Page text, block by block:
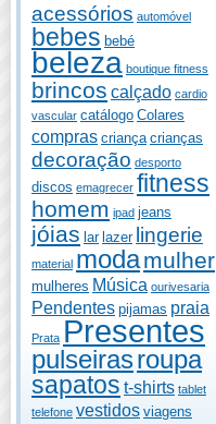
acessórios automóvel
bebes bebé
beleza boutique fitness
brincos calçado cardio
vascular catálogo Colares
compras criança crianças
decoração desporto
discos emagrecer fitness
homem ipad jeans
jóias lar lazer lingerie
material modamulher
mulheres Música ourivesaria
Pendentes pijamas praia
Prata Presentes
pulseirasroupa
sapatos t-shirts tablet
telefone vestidos viagens